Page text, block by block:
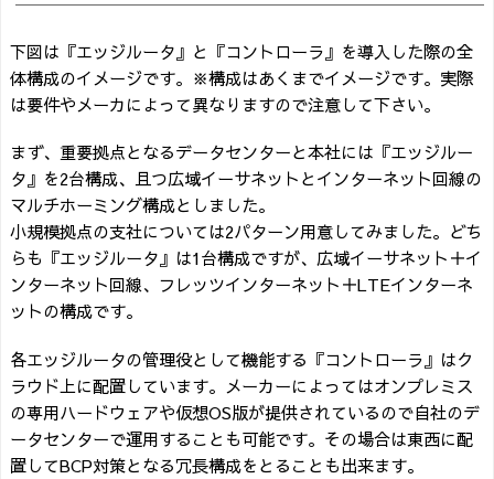
下図は『エッジルータ』と『コントローラ』を導入した際の全
体構成のイメージです。※構成はあくまでイメージです。実際
は要件やメーカによって異なりますので注意して下さい。
まず、重要拠点となるデータセンターと本社には『エッジルー
タ』を2台構成、且つ広域イーサネットとインターネット回線の
マルチホーミング構成としました。
小規模拠点の支社については2パターン用意してみました。どち
らも『エッジルータ』は1台構成ですが、広域イーサネット＋イ
ンターネット回線、フレッツインターネット＋LTEインターネ
ットの構成です。
各エッジルータの管理役として機能する『コントローラ』はク
ラウド上に配置しています。メーカーによってはオンプレミス
の専用ハードウェアや仮想OS版が提供されているので自社のデ
ータセンターで運用することも可能です。その場合は東西に配
置してBCP対策となる冗長構成をとることも出来ます。